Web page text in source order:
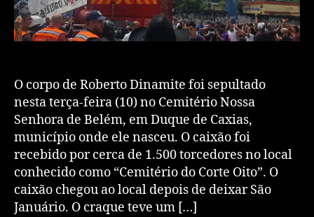
O corpo de Roberto Dinamite foi sepultado
nesta terça-feira (10) no Cemitério Nossa
Senhora de Belém, em Duque de Caxias,
município onde ele nasceu. O caixão foi
recebido por cerca de 1.500 torcedores no local
conhecido como “Cemitério do Corte Oito”. O
caixão chegou ao local depois de deixar São
Januário. O craque teve um […]